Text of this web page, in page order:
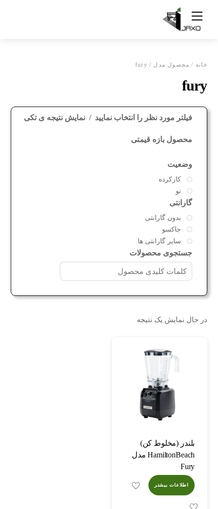
content
Menu
خانه / محصول مدل / fury
fury
فیلتر مورد نظر را انتخاب نمایید نمایش نتیجه ی تکی
محصول بازه قیمتی
وضعیت
کارکرده
نو
گارانتی
بدون گارانتی
جاکسو
سایر گارانتی ها
جستجوی محصولات
در حال نمایش یک نتیجه
بلندر (مخلوط کن)
HamiltonBeach مدل
Fury
اطلاعات بیشتر